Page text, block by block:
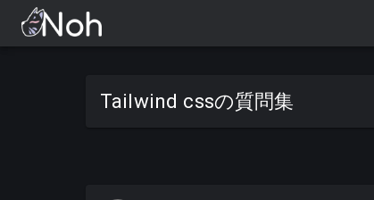
Tailwind cssの質問集